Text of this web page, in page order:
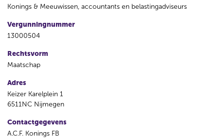
Konings & Meeuwissen, accountants en belastingadviseurs
Vergunningnummer
13000504
Rechtsvorm
Maatschap
Adres
Keizer Karelplein 1
6511NC Nijmegen
Contactgegevens
A.C.F. Konings FB